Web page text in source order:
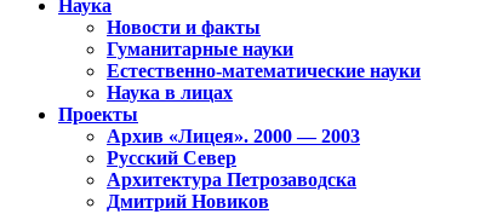
Наука
Новости и факты
Гуманитарные науки
Естественно-математические науки
Наука в лицах
Проекты
Архив «Лицея». 2000 — 2003
Русский Север
Архитектура Петрозаводска
Дмитрий Новиков